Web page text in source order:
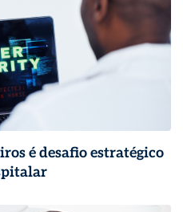
é desafio estratégico